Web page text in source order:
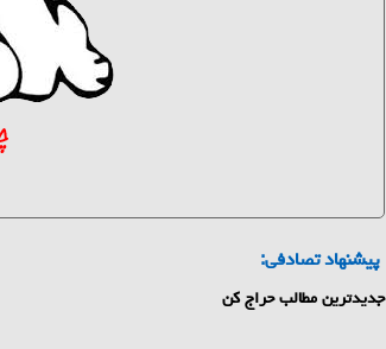
پیشنهاد تصادفی:
جدیدترین مطالب حراج کن